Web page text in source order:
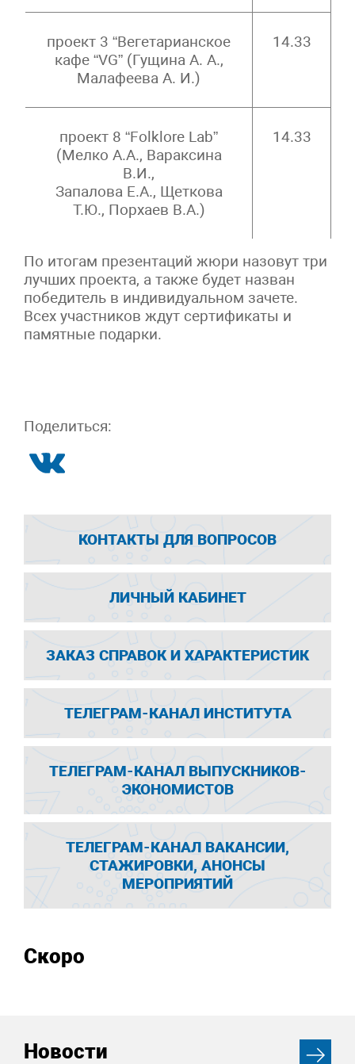
проект 3 “Вегетарианское
кафе “VG” (Гущина А. А.,
Малафеева А. И.)
14.33
проект 8 “Folklore Lab”
(Мелко А.А., Вараксина
В.И.,
Запалова Е.А., Щеткова
Т.Ю., Порхаев В.А.)
14.33
По итогам презентаций жюри назовут три
лучших проекта, а также будет назван
победитель в индивидуальном зачете.
Всех участников ждут сертификаты и
памятные подарки.
Поделиться:
КОНТАКТЫ ДЛЯ ВОПРОСОВ
ЛИЧНЫЙ КАБИНЕТ
ЗАКАЗ СПРАВОК И ХАРАКТЕРИСТИК
ТЕЛЕГРАМ-КАНАЛ ИНСТИТУТА
ТЕЛЕГРАМ-КАНАЛ ВЫПУСКНИКОВ-
ЭКОНОМИСТОВ
ТЕЛЕГРАМ-КАНАЛ ВАКАНСИИ,
СТАЖИРОВКИ, АНОНСЫ
МЕРОПРИЯТИЙ
Скоро
Новости